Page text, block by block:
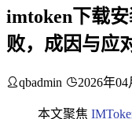
imtoken下载
败，成因与应
qbadmin 2026年
本文聚焦